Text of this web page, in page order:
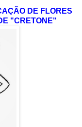
DE FLORES
"CRETONE"